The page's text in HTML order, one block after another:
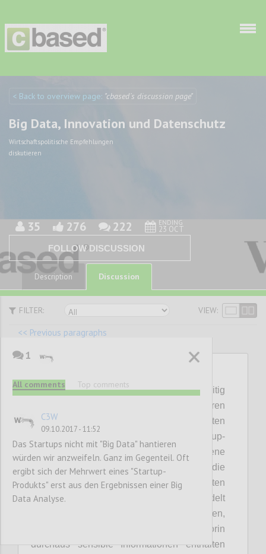
Discuto
Discuto
< Back to overview page: "cbased´s discussion page"
Big Data, Innovation und Datenschutz
Wirtschaftspolitische Empfehlungen
diskutieren
35 276 222 ENDING
23 OCT
FOLLOW DISCUSSION
Description Discussion
FILTER: VIEW:
<< Previous paragraphs
Startups – bei denen das Projekt gleichzeitig
das Unternehmen ist – sind bei Ihren
Entwicklungsaktivitäten auf Daten
angewiesen bzw. propagiert die Lean Startup-
Methode eine datengetriebene
Vorgangsweise. Der Umfang und die
Erhebungsmethoden sind allerdings selten
als Big Data zu bezeichnen. Zumeist handelt
es sich um persönliche Interviews, Umfragen,
Nutzungsdaten von Webseiten etc., worin
durchaus sensible Informationen enthalten
1
All comments Top comments
C3W
09.10.2017 - 11:52
Das Startups nicht mit "Big Data" hantieren
würden wir anzweifeln. Ganz im Gegenteil. Oft
ergibt sich der Mehrwert eines "Startup-
Produkts" erst aus den Ergebnissen einer Big
Data Analyse.